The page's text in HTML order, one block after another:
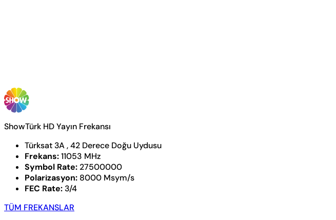
ShowTürk HD Yayın Frekansı
Türksat 3A , 42 Derece Doğu Uydusu
Frekans:11053 MHz
Symbol Rate: 27500000
Polarizasyon: 8000 Msym/s
FEC Rate: 3/4
TÜM FREKANSLAR